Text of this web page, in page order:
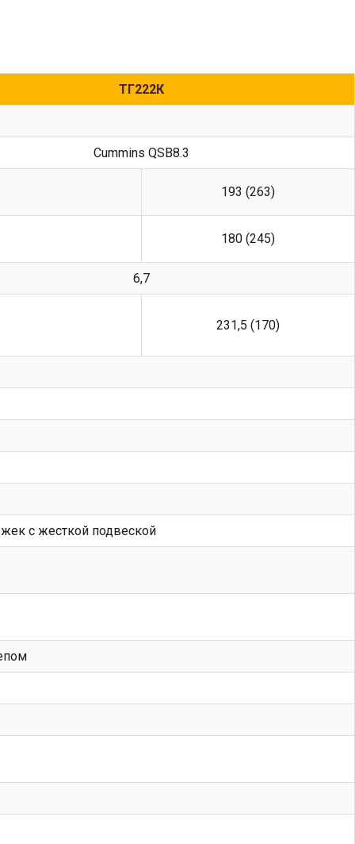
ТГ222К
Cummins QSB8.3
193 (263)
180 (245)
6,7
231,5 (170)
с жесткой подвеской